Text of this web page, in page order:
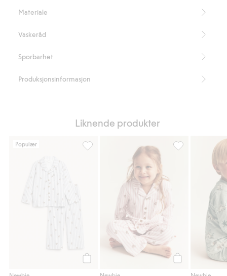
produkter som andre får glede av.
Organic cotton – GOTS
Materiale
Vaskeråd
Sporbarhet
Produksjonsinformasjon
Liknende produkter
Populær
Pyjamas med kosebamser, Legg til i
Stripete